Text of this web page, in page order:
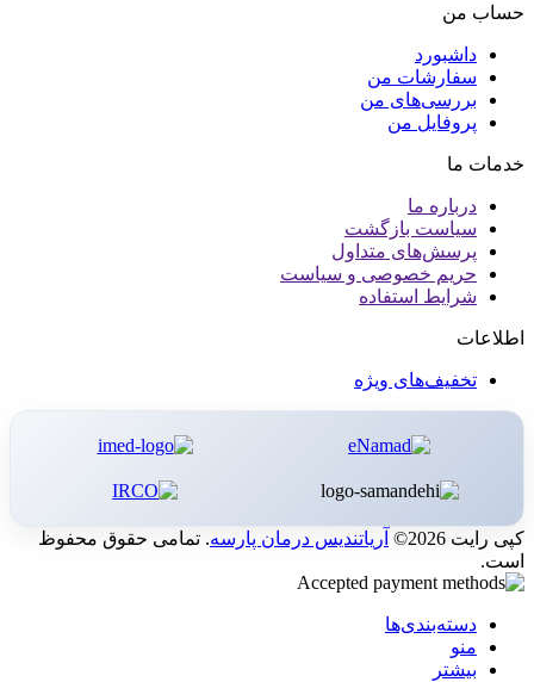
حساب من
داشبورد
سفارشات من
بررسی‌های من
پروفایل من
خدمات ما
درباره ما
سیاست بازگشت
پرسش‌های متداول
حریم خصوصی و سیاست
شرایط استفاده
اطلاعات
تخفیف‌های ویژه
کپی رایت 2026© آریاتندیس درمان پارسه. تمامی حقوق محفوظ
است.
دسته‌بندی‌ها
منو
بیشتر